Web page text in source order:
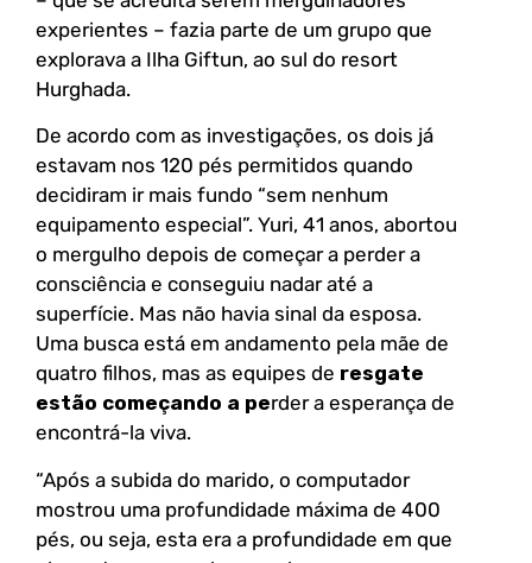
experientes – fazia parte de um grupo que
explorava a Ilha Giftun, ao sul do resort
Hurghada.
De acordo com as investigações, os dois já
estavam nos 120 pés permitidos quando
decidiram ir mais fundo “sem nenhum
equipamento especial”. Yuri, 41 anos, abortou
o mergulho depois de começar a perder a
consciência e conseguiu nadar até a
superfície. Mas não havia sinal da esposa.
Uma busca está em andamento pela mãe de
quatro filhos, mas as equipes de resgate
estão começando a perder a esperança de
encontrá-la viva.
“Após a subida do marido, o computador
mostrou uma profundidade máxima de 400
pés, ou seja, esta era a profundidade em que